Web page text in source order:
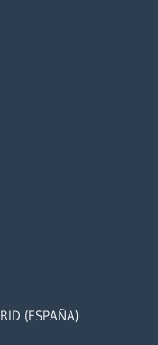
(ESPAÑA)